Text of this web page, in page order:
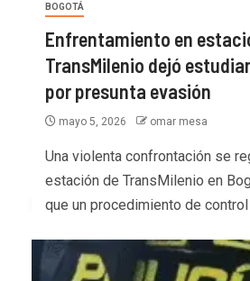
BOGOTÁ
Enfrentamiento en
TransMilenio dejó
por presunta evasión
mayo 5, 2026 omar mesa
Una violenta confrontación se
estación de TransMilenio en
que un procedimiento de control